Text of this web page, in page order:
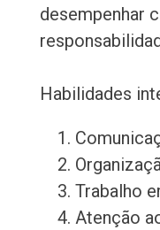
desempenhar
Habilidades
Trabalho
Atenção